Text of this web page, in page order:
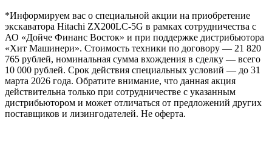
*Информируем вас о специальной акции на приобретение
экскаватора Hitachi ZX200LC-5G в рамках сотрудничества с
АО «Дойче Финанс Восток» и при поддержке дистрибьютора
«Хит Машинери». Стоимость техники по договору — 21 820
765 рублей, номинальная сумма вхождения в сделку — всего
10 000 рублей. Срок действия специальных условий — до 31
марта 2026 года. Обратите внимание, что данная акция
действительна только при сотрудничестве с указанным
дистрибьютором и может отличаться от предложений других
поставщиков и лизингодателей. Не оферта.